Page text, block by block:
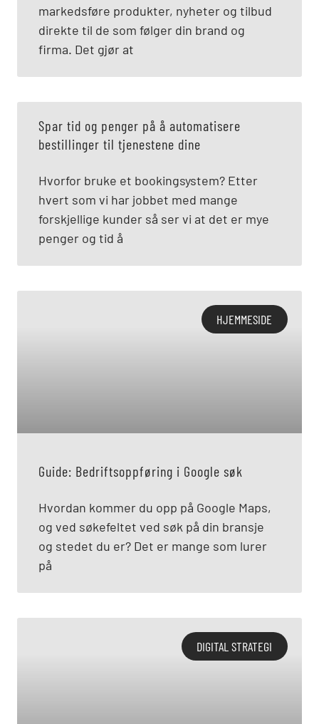
markedsføre produkter, nyheter og tilbud
direkte til de som følger din brand og
firma. Det gjør at
Spar tid og penger på å automatisere
bestillinger til tjenestene dine
Hvorfor bruke et bookingsystem? Etter
hvert som vi har jobbet med mange
forskjellige kunder så ser vi at det er mye
penger og tid å
HJEMMESIDE
Guide: Bedriftsoppføring i Google søk
Hvordan kommer du opp på Google Maps,
og ved søkefeltet ved søk på din bransje
og stedet du er? Det er mange som lurer
på
DIGITAL STRATEGI